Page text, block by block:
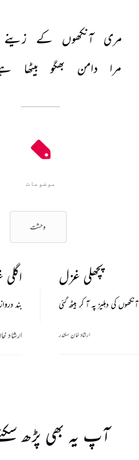
مری آنکھوں کے زینے
مرا
دامن بھگو بیٹھا
موضوعات
وحشت
بند
ارشاد
پچھلی غزل
آنکھوں کی دہلیز پہ آ کر بیٹھ گئی
ارشاد خان سکندر
آپ یہ بھی پڑھ